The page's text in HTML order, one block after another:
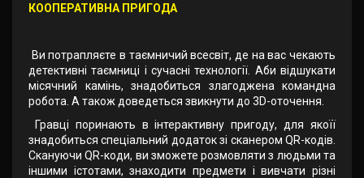
КООПЕРАТИВНА ПРИГОДА
Ви потрапляєте в таємничий всесвіт, де на вас чекають
детективні таємниці і сучасні технології. Аби відшукати
місячний камінь, знадобиться злагоджена командна
робота. А також доведеться звикнути до 3D-оточення.
Гравці поринають в інтерактивну пригоду, для якоїї
знадобиться спеціальний додаток зі сканером QR-кодів.
Скануючи QR-коди, ви зможете розмовляти з людьми та
іншими істотами, знаходити предмети і вивчати різні